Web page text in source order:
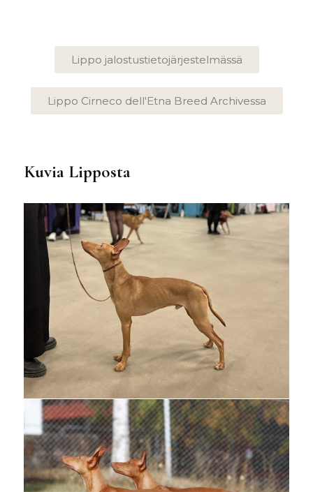
Lippo jalostustietojärjestelmässä
Lippo Cirneco dell'Etna Breed Archivessa
Kuvia Lipposta